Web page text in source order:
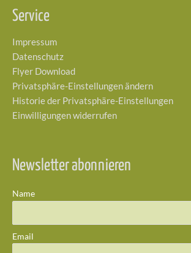
Service
Impressum
Datenschutz
Flyer Download
Privatsphäre-Einstellungen ändern
Historie der Privatsphäre-Einstellungen
Einwilligungen widerrufen
Newsletter abonnieren
Name
Email